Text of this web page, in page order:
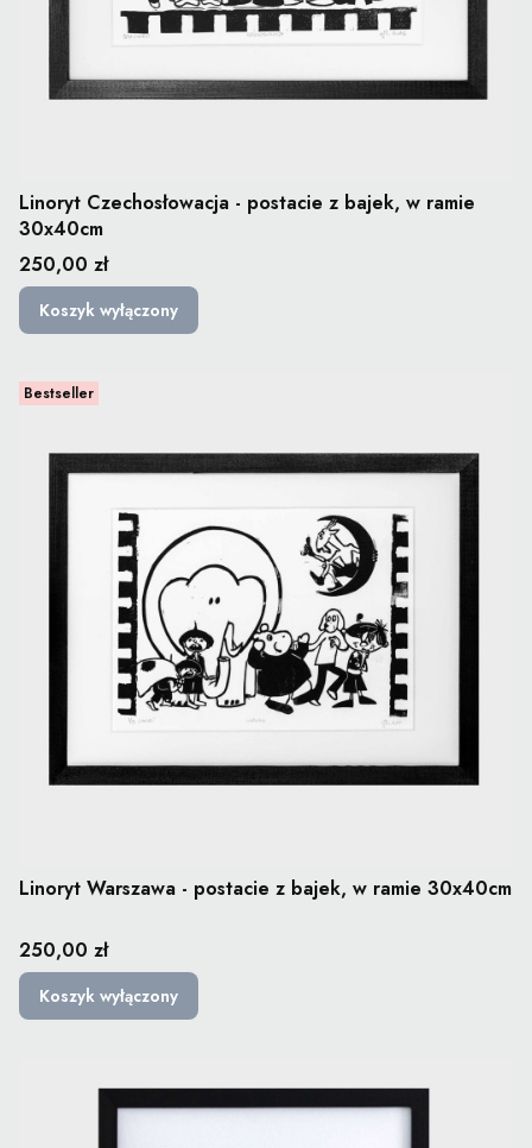
Linoryt Czechosłowacja - postacie z bajek, w ramie
30x40cm
Cena
250,00 zł
Koszyk wyłączony
Bestseller
Linoryt Warszawa - postacie z bajek, w ramie 30x40cm
Cena
250,00 zł
Koszyk wyłączony